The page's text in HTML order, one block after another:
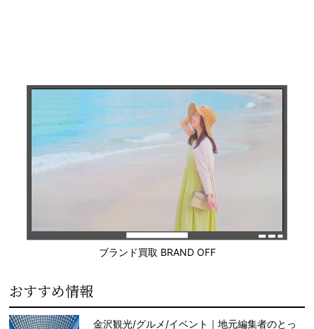
ブランド買取 BRAND OFF
おすすめ情報
金沢観光/グルメ/イベント｜地元編集者のとっ